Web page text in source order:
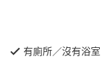
有廁所／沒有浴室